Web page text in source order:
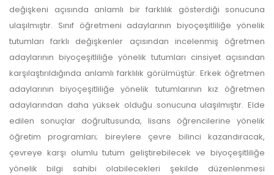
değişkeni açısında anlamlı bir farklılık gösterdiği sonucuna
ulaşılmıştır. Sınıf öğretmeni adaylarının biyoçeşitliliğe yönelik
tutumları farklı değişkenler açısından incelenmiş öğretmen
adaylarının biyoçeşitliliğe yönelik tutumları cinsiyet açısından
karşılaştırıldığında anlamlı farklılık görülmüştür. Erkek öğretmen
adaylarının biyoçeşitliliğe yönelik tutumlarının kız öğretmen
adaylarından daha yüksek olduğu sonucuna ulaşılmıştır. Elde
edilen sonuçlar doğrultusunda, lisans öğrencilerine yönelik
öğretim programları; bireylere çevre bilinci kazandıracak,
çevreye karşı olumlu tutum geliştirebilecek ve biyoçeşitliliğe
yönelik bilgi sahibi olabilecekleri şekilde düzenlenmesi